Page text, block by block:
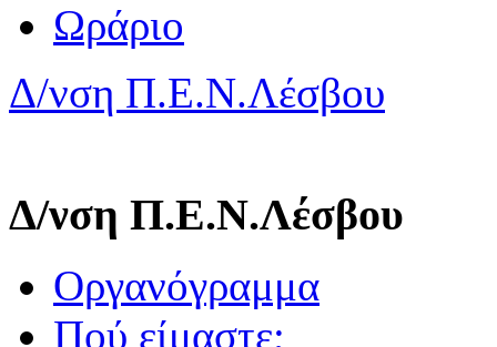
Ωράριο
Δ/νση Π.Ε.Ν.Λέσβου
Δ/νση Π.Ε.Ν.Λέσβου
Οργανόγραμμα
Πού είμαστε;